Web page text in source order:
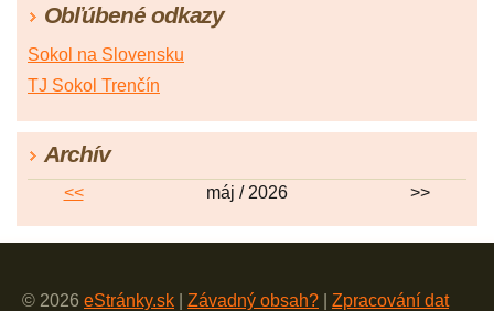
Obľúbené odkazy
Sokol na Slovensku
TJ Sokol Trenčín
Archív
<< máj / 2026 >>
© 2026 eStránky.sk Závadný obsah? Zpracování dat